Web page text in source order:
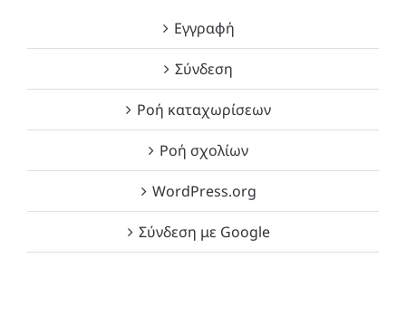
Εγγραφή
Σύνδεση
Ροή καταχωρίσεων
Ροή σχολίων
WordPress.org
Σύνδεση με Google